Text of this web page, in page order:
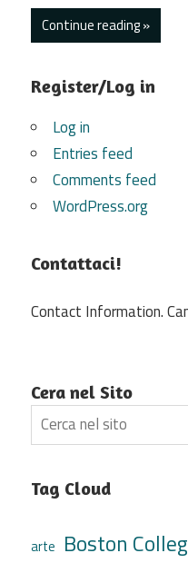
Continue reading
Register/Log in
Log in
Entries feed
Comments feed
WordPress.org
Contattaci!
Contact Information.
Cera nel Sito
Search
Tag Cloud
arte Boston